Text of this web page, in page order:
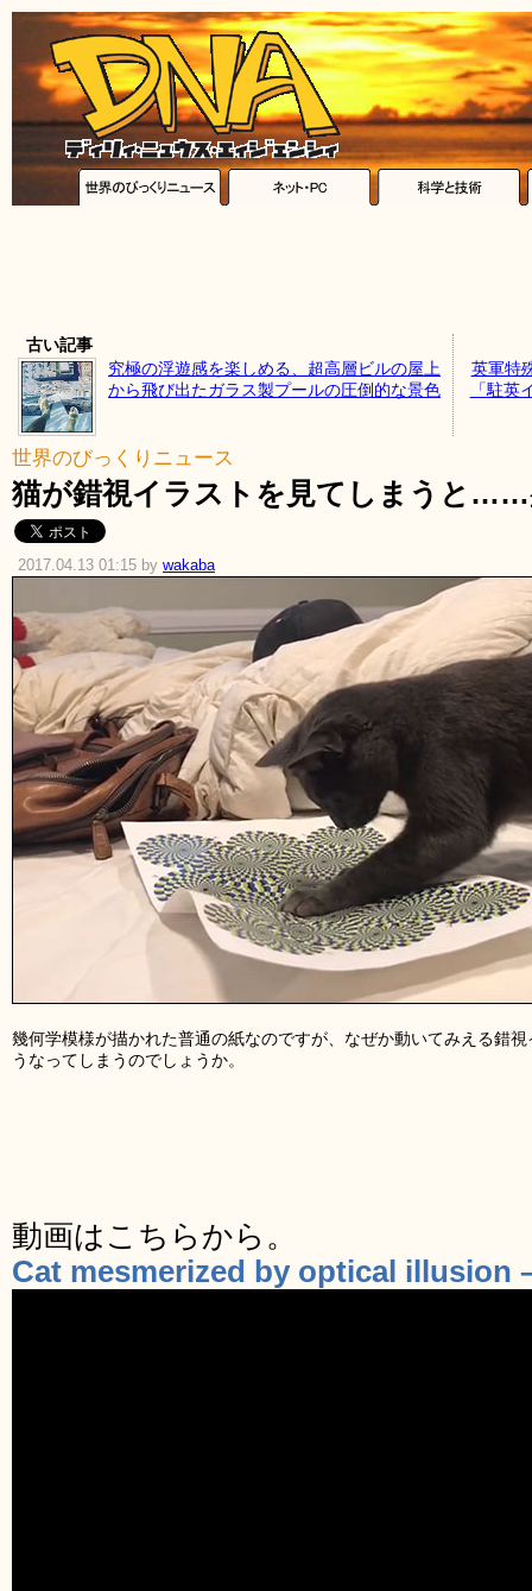
古い記事
究極の浮遊感を楽しめる、超高層ビルの屋上
から飛び出たガラス製プールの圧倒的な景色
英軍特
「駐英
世界のびっくりニュース
猫が錯視イラストを見てしまうと……
2017.04.13 01:15 by wakaba
幾何学模様が描かれた普通の紙なのですが、なぜか動いてみえる錯
うなってしまうのでしょうか。
動画はこちらから。
Cat mesmerized by optical illusion